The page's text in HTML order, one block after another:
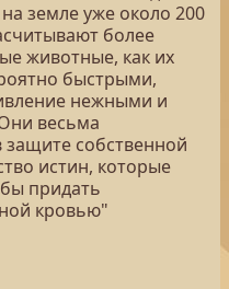
земле уже около 200
более
животные, как их
быстрыми,
нежными и
весьма
защите собственной
истин, которые
придать
кровью"